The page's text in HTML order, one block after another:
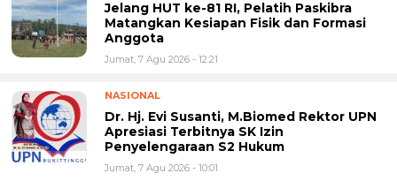
Jelang HUT ke-81 RI, Pelatih Paskibra
Matangkan Kesiapan Fisik dan Formasi
Anggota
Jumat, 7 Agu 2026 - 12:21
NASIONAL
Dr. Hj. Evi Susanti, M.Biomed Rektor UPN
Apresiasi Terbitnya SK Izin
Penyelengaraan S2 Hukum
Jumat, 7 Agu 2026 - 10:01